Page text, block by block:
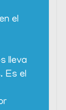
en el
lleva
Es el